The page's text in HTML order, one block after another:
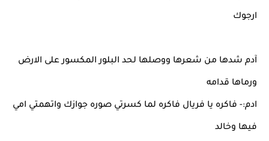
ارجوك
آدم شدها من شعرها ووصلها لحد البلور المكسور على الارض
ورماها قدامه
ادم:- فاكره يا فريال فاكره لما كسرتي صوره جوازك واتهمتي امي
فيها وخالد